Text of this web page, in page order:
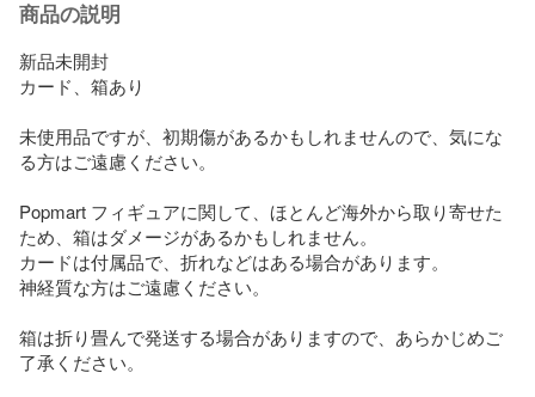
商品の説明
新品未開封
カード、箱あり
未使用品ですが、初期傷があるかもしれませんので、気にな
る方はご遠慮ください。
Popmart フィギュアに関して、ほとんど海外から取り寄せた
ため、箱はダメージがあるかもしれません。
カードは付属品で、折れなどはある場合があります。
神経質な方はご遠慮ください。
箱は折り畳んで発送する場合がありますので、あらかじめご
了承ください。